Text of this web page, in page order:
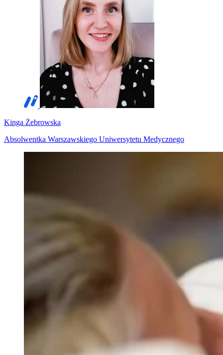
Kinga Żebrowska
Absolwentka Warszawskiego Uniwersytetu Medycznego